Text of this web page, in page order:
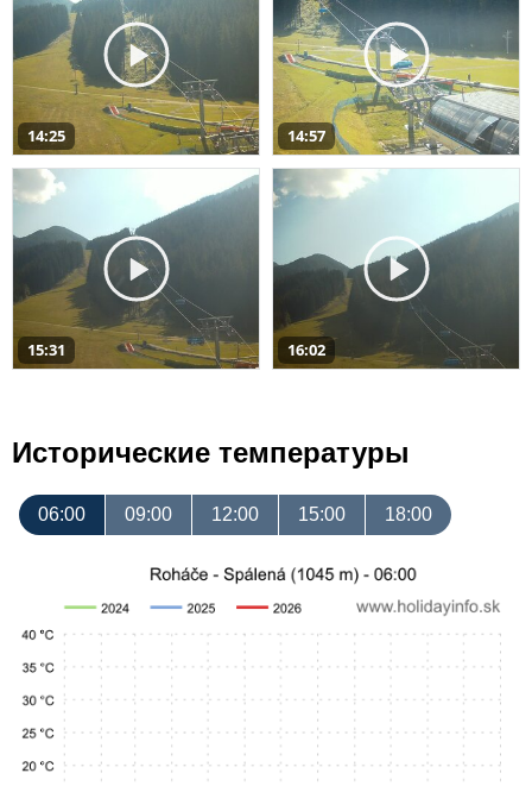
14:25 14:57
15:31 16:02
Исторические температуры
06:00 09:00 12:00 15:00 18:00